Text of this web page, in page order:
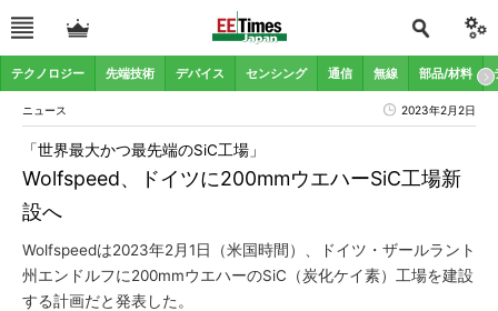
テクノロジー 先端技術 デバイス センシング 通信 無線 部品/材料
ニュース 2023年2月2日
Wolfspeed、ドイツに200mmウエハーSiC工場新
設へ
「世界最大かつ最先端のSiC工場」
Wolfspeedは2023年2月1日（米国時間）、ドイツ・ザールラント
州エンドルフに200mmウエハーのSiC（炭化ケイ素）工場を建設
する計画だと発表した。